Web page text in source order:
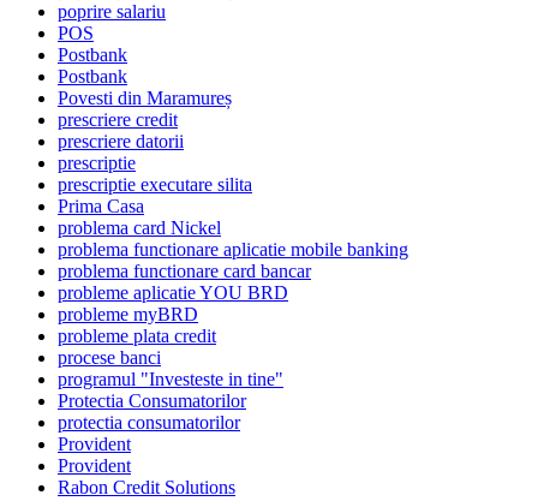
poprire salariu
POS
Postbank
Postbank
Povesti din Maramureș
prescriere credit
prescriere datorii
prescriptie
prescriptie executare silita
Prima Casa
problema card Nickel
problema functionare aplicatie mobile banking
problema functionare card bancar
probleme aplicatie YOU BRD
probleme myBRD
probleme plata credit
procese banci
programul "Investeste in tine"
Protectia Consumatorilor
protectia consumatorilor
Provident
Provident
Rabon Credit Solutions